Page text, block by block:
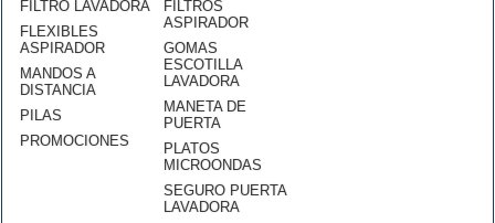
FILTRO LAVADORA
FLEXIBLES
ASPIRADOR
MANDOS A
DISTANCIA
PILAS
PROMOCIONES
FILTROS
ASPIRADOR
GOMAS
ESCOTILLA
LAVADORA
MANETA DE
PUERTA
PLATOS
MICROONDAS
SEGURO PUERTA
LAVADORA